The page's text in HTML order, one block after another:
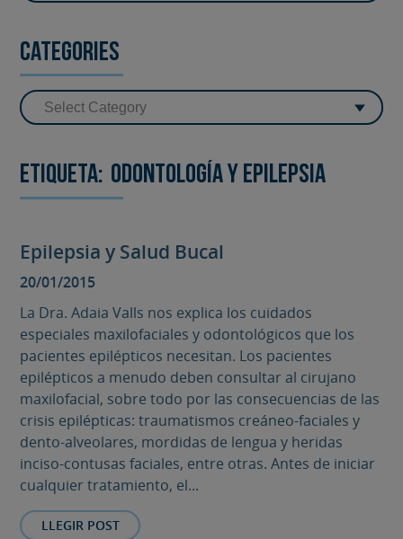
Categories
Etiqueta: Odontología y Epilepsia
Epilepsia y Salud Bucal
20/01/2015
La Dra. Adaia Valls nos explica los cuidados
especiales maxilofaciales y odontológicos que los
pacientes epilépticos necesitan. Los pacientes
epilépticos a menudo deben consultar al cirujano
maxilofacial, sobre todo por las consecuencias de las
crisis epilépticas: traumatismos creáneo-faciales y
dento-alveolares, mordidas de lengua y heridas
inciso-contusas faciales, entre otras. Antes de iniciar
cualquier tratamiento, el...
LLEGIR POST